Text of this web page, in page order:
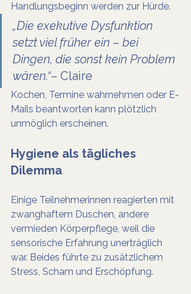
Handlungsbeginn werden zur Hürde.
„Die exekutive Dysfunktion
setzt viel früher ein – bei
Dingen, die sonst kein Problem
wären.“– Claire
Kochen, Termine wahrnehmen oder E-
Mails beantworten kann plötzlich
unmöglich erscheinen.
Hygiene als tägliches
Dilemma
Einige Teilnehmerinnen reagierten mit
zwanghaftem Duschen, andere
vermieden Körperpflege, weil die
sensorische Erfahrung unerträglich
war. Beides führte zu zusätzlichem
Stress, Scham und Erschöpfung.